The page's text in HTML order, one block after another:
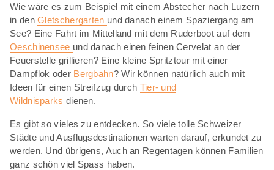
Wie wäre es zum Beispiel mit einem Abstecher nach Luzern
in denGletschergarten und danach einem Spaziergang am
See? Eine Fahrt im Mittelland mit dem Ruderboot auf dem
Oeschinensee und danach einen feinen Cervelat an der
Feuerstelle grillieren? Eine kleine Spritztour mit einer
Dampflok oder Bergbahn? Wir können natürlich auch mit
Ideen für einen Streifzug durch Tier- und
Wildnisparks dienen.
Es gibt so vieles zu entdecken. So viele tolle Schweizer
Städte und Ausflugsdestinationen warten darauf, erkundet zu
werden. Und übrigens, Auch an Regentagen können Familien
ganz schön viel Spass haben.